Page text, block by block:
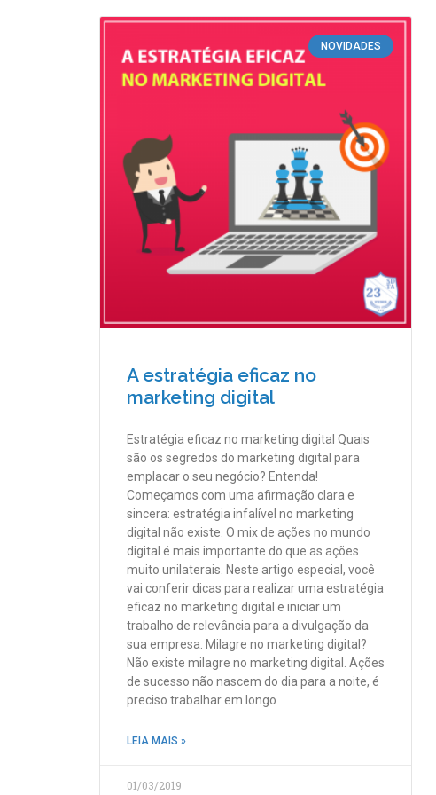
NOVIDADES
A estratégia eficaz no
marketing digital
Estratégia eficaz no marketing digital Quais
são os segredos do marketing digital para
emplacar o seu negócio? Entenda!
Começamos com uma afirmação clara e
sincera: estratégia infalível no marketing
digital não existe. O mix de ações no mundo
digital é mais importante do que as ações
muito unilaterais. Neste artigo especial, você
vai conferir dicas para realizar uma estratégia
eficaz no marketing digital e iniciar um
trabalho de relevância para a divulgação da
sua empresa. Milagre no marketing digital?
Não existe milagre no marketing digital. Ações
de sucesso não nascem do dia para a noite, é
preciso trabalhar em longo
LEIA MAIS »
01/03/2019